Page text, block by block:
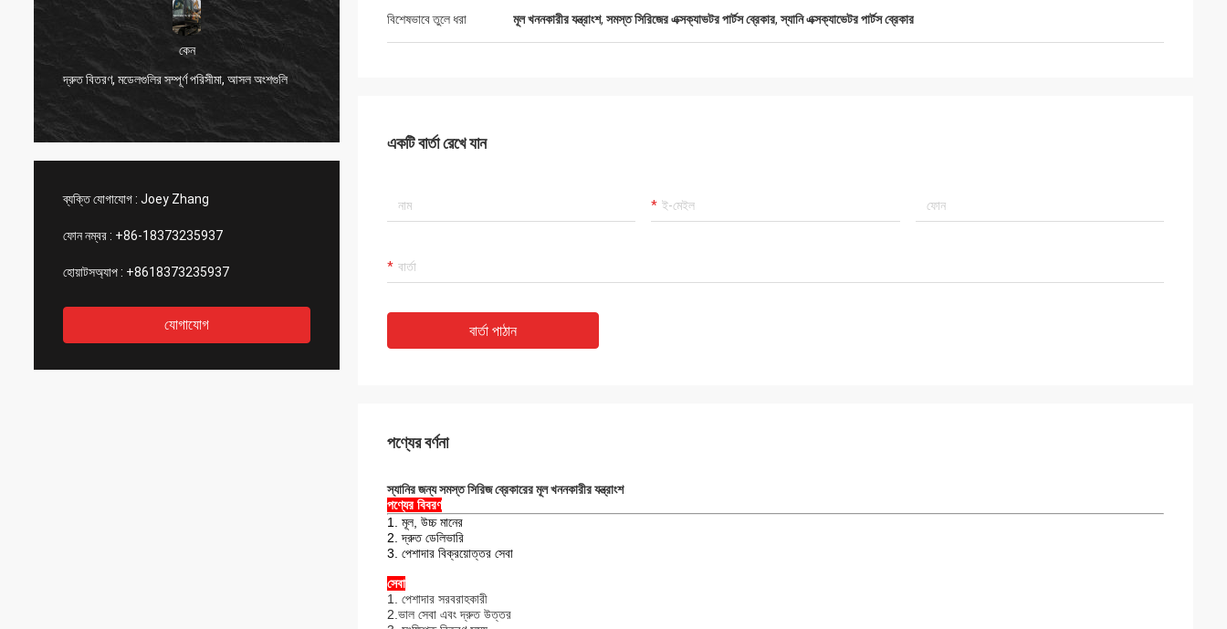
কেন
দ্রুত বিতরণ, মডেলগুলির সম্পূর্ণ পরিসীমা, আসল অংশগুলি
ব্যক্তি যোগাযোগ : Joey Zhang
ফোন নম্বর : +86-18373235937
হোয়াটসঅ্যাপ : +8618373235937
যোগাযোগ
বিশেষভাবে তুলে ধরা মূল খননকারীর যন্ত্রাংশ, সমস্ত সিরিজের এক্সক্যাভটর পার্টস ব্রেকার,স্যানি এক্সক্যাভেটর পার্টস ব্রেকার
একটি বার্তা রেখে যান
বার্তা পাঠান
পণ্যের বর্ণনা
স্যানির জন্য সমস্ত সিরিজ ব্রেকারের মূল খননকারীর যন্ত্রাংশ
পণ্যের বিবরণ
1. মূল, উচ্চ মানের
2. দ্রুত ডেলিভারি
3. পেশাদার বিক্রয়োত্তর সেবা
সেবা
1. পেশাদার সরবরাহকারী
2.ভাল সেবা এবং দ্রুত উত্তর